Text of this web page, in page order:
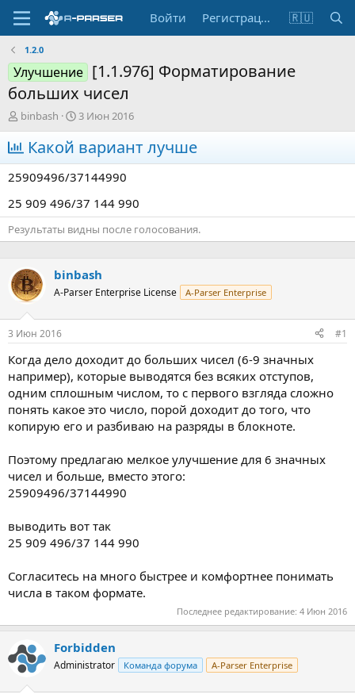
Войти Регистрация 🇷🇺
1.2.0
Улучшение [1.1.976] Форматирование
больших чисел
А
в
т
о
р
т
е
м
ы
binbash
Д
а
т
а
н
а
ч
а
л
а
3 Июн 2016
Какой вариант лучше
25909496/37144990
25 909 496/37 144 990
Результаты видны после голосования.
binbash
A-Parser Enterprise License A-Parser Enterprise
3 Июн 2016 #1
Когда дело доходит до больших чисел (6-9 значных
например), которые выводятся без всяких отступов,
одним сплошным числом, то с первого взгляда сложно
понять какое это число, порой доходит до того, что
копирую его и разбиваю на разряды в блокноте.
Поэтому предлагаю мелкое улучшение для 6 значных
чисел и больше, вместо этого:
25909496/37144990
выводить вот так
25 909 496/37 144 990
Согласитесь на много быстрее и комфортнее понимать
числа в таком формате.
Последнее редактирование: 4 Июн 2016
Forbidden
Administrator Команда форума A-Parser Enterprise